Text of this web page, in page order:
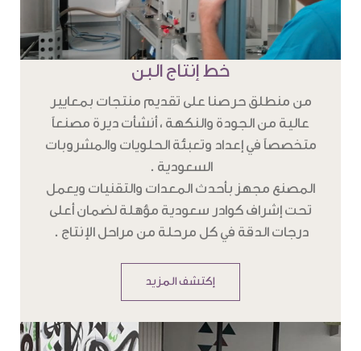
خط إنتاج البن
من منطلق حرصنا على تقديم منتجات بمعايير
عالية من الجودة والنكهة ، أنشأت ديرة مصنعاً
متخصصاً في إعداد وتعبئة الحلويات والمشروبات
السعودية .
المصنع مجهز بأحدث المعدات والتقنيات ويعمل
تحت إشراف كوادر سعودية مؤهلة لضمان أعلى
درجات الدقة في كل مرحلة من مراحل الإنتاج .
إكتشف المزيد